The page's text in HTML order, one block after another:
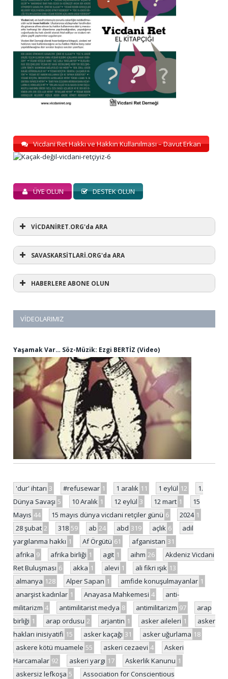
Vicdani Ret Hakkı ve Hakkın Kullanılması – Davut Erkan
ÜYE OLUN DESTEK OLUN
VİCDANİRET.ORG'da ARA
SAVASKARSİTLARİ.ORG'da ARA
HABERLERE ABONE OLUN
VIDEOLARIMIZ
Yaşamak Var… Söz-Müzik: Ezgi BERTİZ (Video)
'dur' ihtarı 3 #refusewar 1 1 aralık 11 1 eylül 12
1.
Dünya Savaşı 5 10 Aralık 1 12 eylül 3 12 mart 1
15
Mayıs 44 15 mayıs dünya vicdani retçiler günü 6 2024 1
28 şubat 2 318 59 ab 24 abd 319 açlık 6
adil
yargılanma hakkı 1 Af Örgütü 61 afganistan 31
afrika 9 afrika birliği 1 agit 1 aihm 26
Akdeniz Vicdani
Ret Buluşması 6 akka 1 alevi 1 ali fikri ışık 13
almanya 128 Alper Sapan 1 amfide konuşulmayanlar 1
anarşist kadınlar 1 Anayasa Mahkemesi 4
anti-
militarizm 4 antimilitarist medya 8 antimilitarizm 97
arap
birliği 1 arap ordusu 2 arjantin 1 asker aileleri 1
asker
hakları inisiyatifi 15 asker kaçağı 31 asker uğurlama 18
askere kötü muamele 55 askeri cezaevi 4
Askeri
Harcamalar 92 askeri yargı 17 Askerlik Kanunu 1
askersiz lefkoşa 5 Association for Conscientious